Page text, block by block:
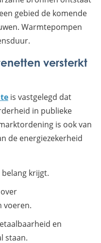
gebied de komende
Warmtepompen
versterkt
is vastgelegd dat
in publieke
is ook van
de energiezekerheid
krijgt.
voeren.
en
staan.